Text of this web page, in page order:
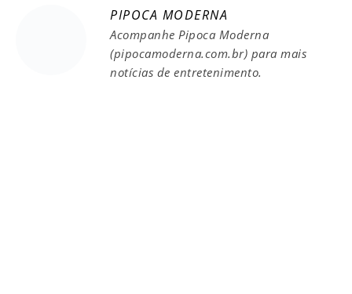
PIPOCA MODERNA
Acompanhe Pipoca Moderna
(pipocamoderna.com.br) para mais
notícias de entretenimento.